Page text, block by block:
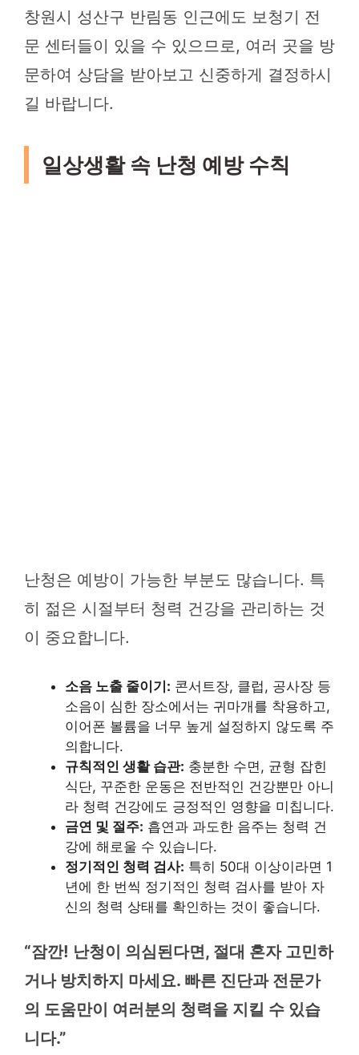
창원시 성산구 반림동 인근에도 보청기 전
문 센터들이 있을 수 있으므로, 여러 곳을 방
문하여 상담을 받아보고 신중하게 결정하시
길 바랍니다.
일상생활 속 난청 예방 수칙
난청은 예방이 가능한 부분도 많습니다. 특
히 젊은 시절부터 청력 건강을 관리하는 것
이 중요합니다.
소음 노출 줄이기: 콘서트장, 클럽, 공사장 등
소음이 심한 장소에서는 귀마개를 착용하고,
이어폰 볼륨을 너무 높게 설정하지 않도록 주
의합니다.
규칙적인 생활 습관: 충분한 수면, 균형 잡힌
식단, 꾸준한 운동은 전반적인 건강뿐만 아니
라 청력 건강에도 긍정적인 영향을 미칩니다.
금연 및 절주: 흡연과 과도한 음주는 청력 건
강에 해로울 수 있습니다.
정기적인 청력 검사: 특히 50대 이상이라면 1
년에 한 번씩 정기적인 청력 검사를 받아 자
신의 청력 상태를 확인하는 것이 좋습니다.
“잠깐! 난청이 의심된다면, 절대 혼자 고민하
거나 방치하지 마세요. 빠른 진단과 전문가
의 도움만이 여러분의 청력을 지킬 수 있습
니다.”